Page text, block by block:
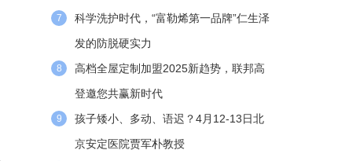
7
科学洗护时代，“富勒烯第一品牌”仁生泽
发的防脱硬实力
8
高档全屋定制加盟2025新趋势，联邦高
登邀您共赢新时代
9
孩子矮小、多动、语迟？4月12-13日北
京安定医院贾军朴教授